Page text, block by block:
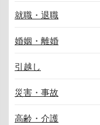
就職・退職
婚姻・離婚
引越し
災害・事故
高齢・介護